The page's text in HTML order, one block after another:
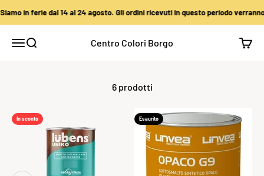
in ferie dal 14 al 24 agosto. Gli ordini ricevuti in questo periodo verranno
Apri il menu di navigazione
Mostra il menu di ricercaCentro Colori Borgo
6 prodotti
In sconto Esaurito